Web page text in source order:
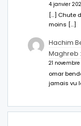
4 janvier
[…] Chute
moins […]
Hachim
Maghreb
21
omar
jamais vu